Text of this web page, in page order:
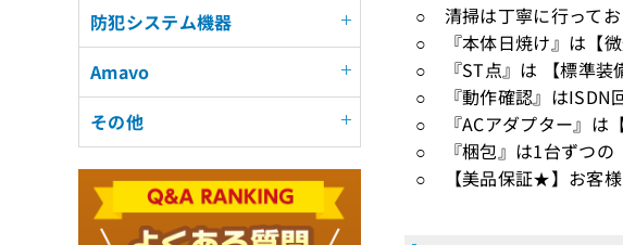
○ 清掃は丁寧に行ってお
○ 『本体日焼け』は【微
○ 『ST点』は 【標準装
○ 『動作確認』はISDN
○ 『ACアダプター』は【
○ 『梱包』は1台ずつの
○ 【美品保証★】お客様
防犯システム機器
Amavo
その他